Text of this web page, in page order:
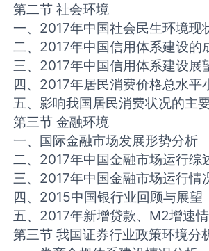
第二节 社会环境
一、2017年中国社会民生环境现
二、2017年中国信用体系建设的
三、2017年中国信用体系建设展
四、2017年居民消费价格总水平
五、影响我国居民消费状况的主
第三节 金融环境
一、国际金融市场发展形势分析
二、2017年中国金融市场运行综
三、2017年中国金融市场运行情
四、2015中国银行业回顾与展望
五、2017年新增贷款、M2增速
第三节 我国证券行业政策环境分